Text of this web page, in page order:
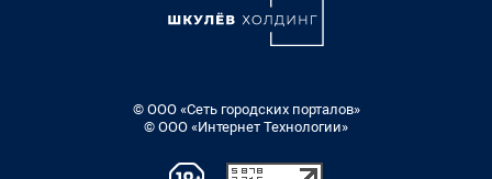
© ООО «Сеть городских порталов»
© ООО «Интернет Технологии»